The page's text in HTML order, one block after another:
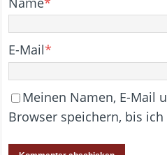
E-Mail*
Meinen Namen, E-Mail
Browser speichern, bis